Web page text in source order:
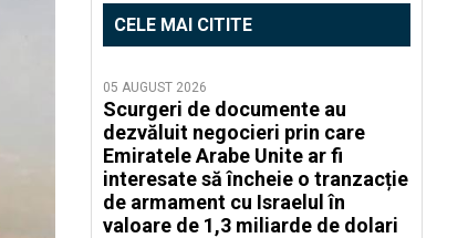
CELE MAI CITITE
05 AUGUST 2026
Scurgeri de documente au
dezvăluit negocieri prin care
Emiratele Arabe Unite ar fi
interesate să încheie o tranzacție
de armament cu Israelul în
valoare de 1,3 miliarde de dolari